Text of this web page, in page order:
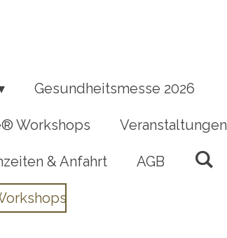
Gesundheitsmesse 2026
Workshops Veranstaltungen
& Anfahrt AGB